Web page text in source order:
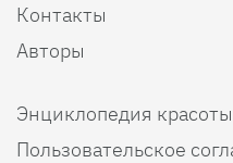
Контакты
Авторы
Энциклопедия красоты
Пользовательское